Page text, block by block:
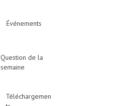
Événements
Question de la
semaine
Téléchargemen